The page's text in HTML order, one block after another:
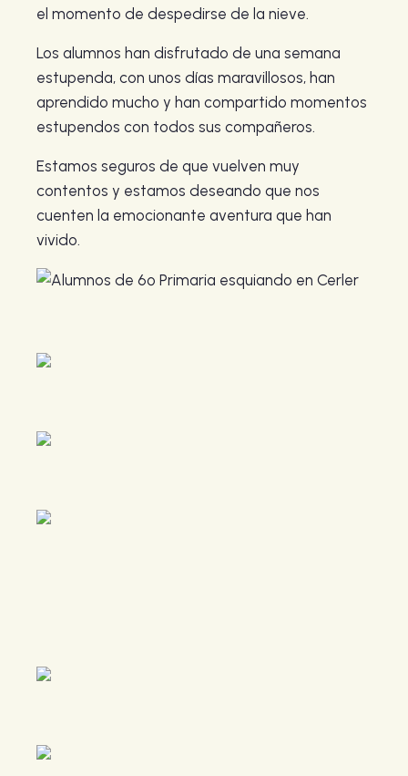
el momento de despedirse de la nieve.
Los alumnos han disfrutado de una semana
estupenda, con unos días maravillosos, han
aprendido mucho y han compartido momentos
estupendos con todos sus compañeros.
Estamos seguros de que vuelven muy
contentos y estamos deseando que nos
cuenten la emocionante aventura que han
vivido.